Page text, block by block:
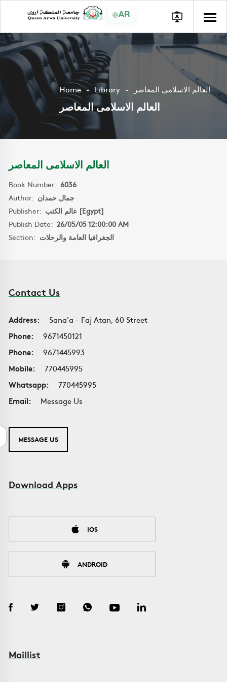
AR
Home Library العالم الاسلامى المعاصر
العالم الاسلامى المعاصر
العالم الاسلامى المعاصر
Book Number: 6036
Author: جمال حمدان
Publisher:
عالم الكتب [Egypt]
Publish Date: 26/05/05 12:00:00 AM
Section: الجغرافيا العامة والرحلات
Contact Us
Address:
Sana'a - Faj Atan, 60 Street
Phone:
9671450121
Phone:
9671445993
Mobile:
770445995
Whatsapp:
770445995
Email:
Message Us
MESSAGE US
Download Apps
IOS
ANDROID
Maillist